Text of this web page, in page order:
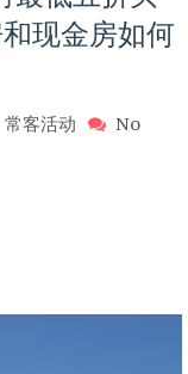
现金房如何
常客活动
No